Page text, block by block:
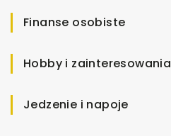
Finanse osobiste
Hobby i zainteresowania
Jedzenie i napoje